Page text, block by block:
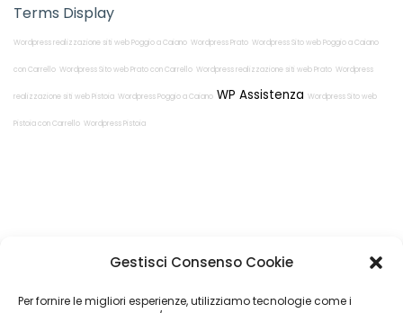
Gestisci Consenso Cookie
Per fornire le migliori esperienze, utilizziamo tecnologie come i
Terms Display
Wordpress realizzazione siti web Poggio a Caiano Wordpress Prato Wordpress Sito web Poggio a Caiano
con Carrello Wordpress Sito web Prato con Carrello Wordpress realizzazione siti web Prato Wordpress
realizzazione siti web Pistoia Wordpress Poggio a Caiano WP Assistenza Wordpress Sito web
Pistoia con Carrello Wordpress Pistoia
Restiamo in
contatto!